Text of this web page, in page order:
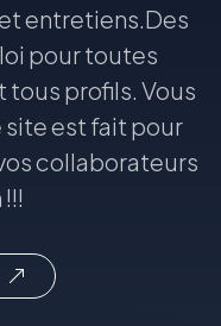
entretiens.Des
pour toutes
profils. Vous
site est fait pour
collaborateurs